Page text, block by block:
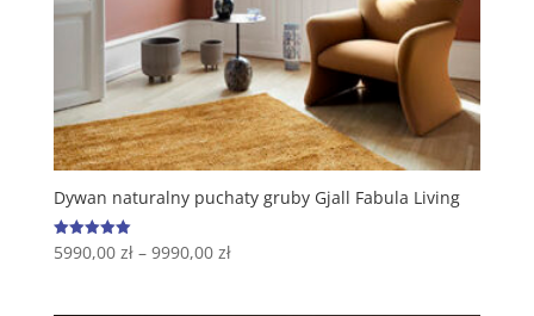
Dywan naturalny puchaty gruby Gjall Fabula Living
Oceniono
5.00
5990,00 zł– 9990,00 zł